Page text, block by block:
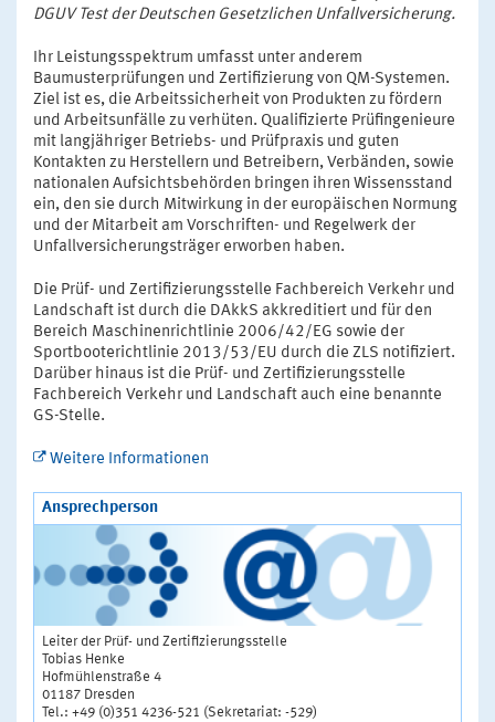
DGUV Test der Deutschen Gesetzlichen Unfallversicherung.
Ihr Leistungsspektrum umfasst unter anderem
Baumusterprüfungen und Zertifizierung von QM-Systemen.
Ziel ist es, die Arbeitssicherheit von Produkten zu fördern
und Arbeitsunfälle zu verhüten. Qualifizierte Prüfingenieure
mit langjähriger Betriebs- und Prüfpraxis und guten
Kontakten zu Herstellern und Betreibern, Verbänden, sowie
nationalen Aufsichtsbehörden bringen ihren Wissensstand
ein, den sie durch Mitwirkung in der europäischen Normung
und der Mitarbeit am Vorschriften- und Regelwerk der
Unfallversicherungsträger erworben haben.
Die Prüf- und Zertifizierungsstelle Fachbereich Verkehr und
Landschaft ist durch die DAkkS akkreditiert und für den
Bereich Maschinenrichtlinie 2006/42/EG sowie der
Sportbooterichtlinie 2013/53/EU durch die ZLS notifiziert.
Darüber hinaus ist die Prüf- und Zertifizierungsstelle
Fachbereich Verkehr und Landschaft auch eine benannte
GS-Stelle.
Weitere Informationen
Ansprechperson
Leiter der Prüf- und Zertifizierungsstelle
Tobias Henke
Hofmühlenstraße 4
01187 Dresden
Tel.: +49 (0)351 4236-521 (Sekretariat: -529)